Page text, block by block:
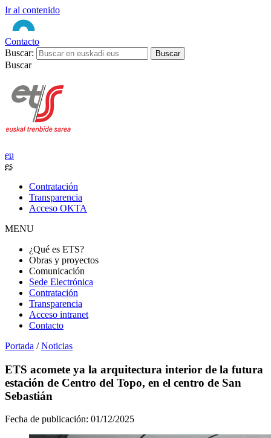
Ir al contenido
Contacto
Buscar:
Buscar
eu
es
Contratación
Transparencia
Acceso OKTA
MENU
¿Qué es ETS?
Obras y proyectos
Comunicación
Sede Electrónica
Contratación
Transparencia
Acceso intranet
Contacto
Portada / Noticias
ETS acomete ya la arquitectura interior de la futura
estación de Centro del Topo, en el centro de San
Sebastián
Fecha de publicación: 01/12/2025